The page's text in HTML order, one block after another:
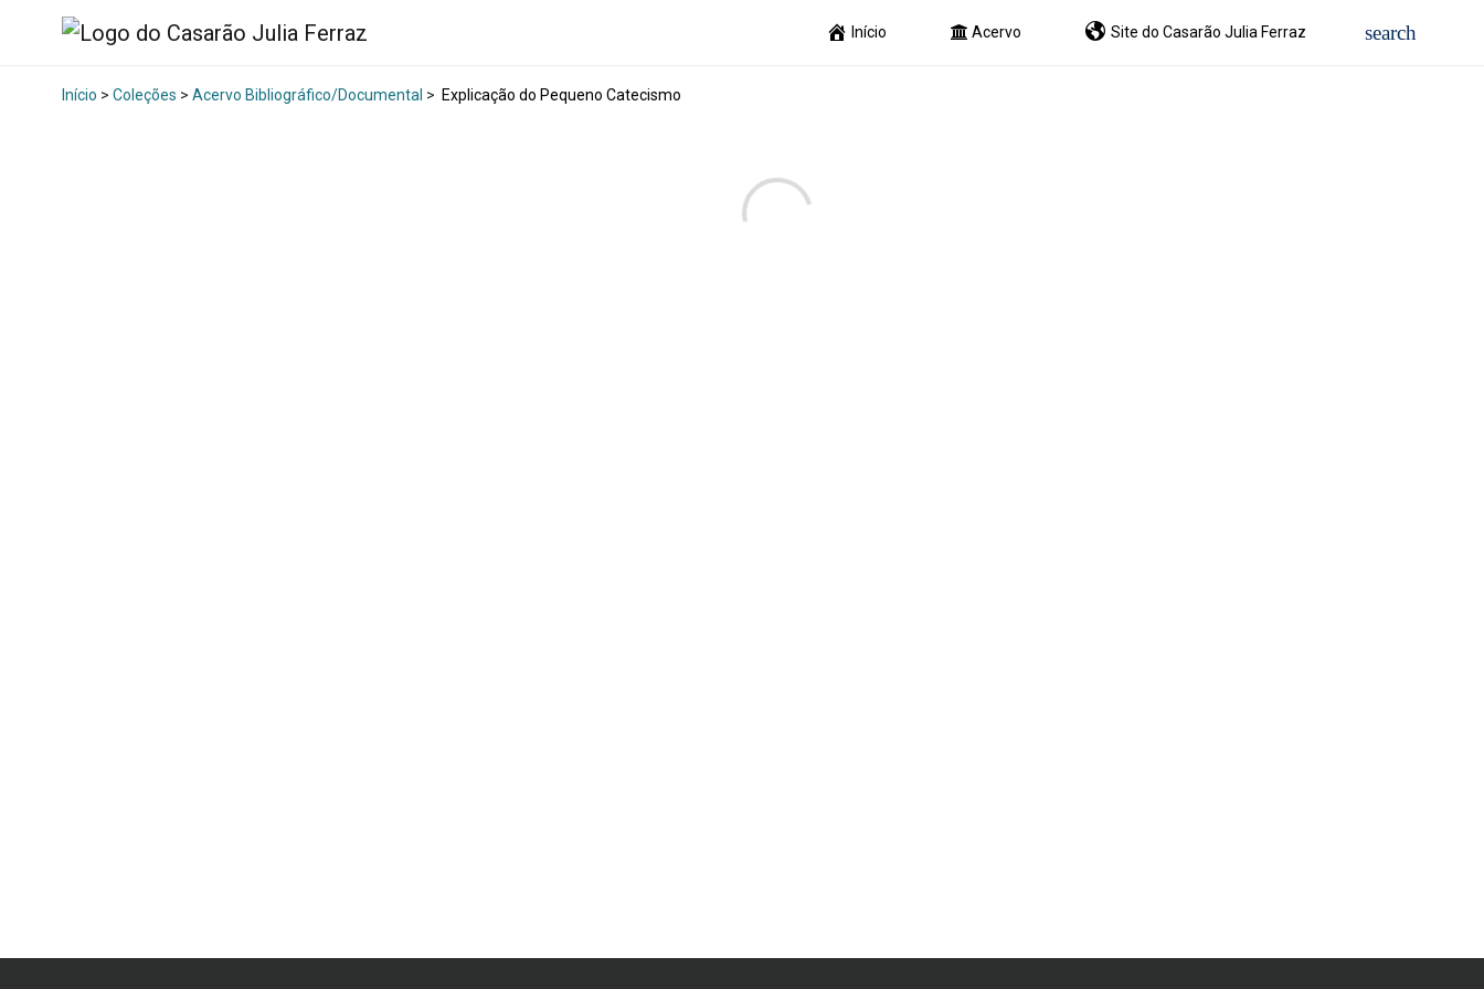
Início Acervo Site do Casarão Julia Ferraz
Início > Coleções > Acervo Bibliográfico/Documental > Explicação do Pequeno Catecismo